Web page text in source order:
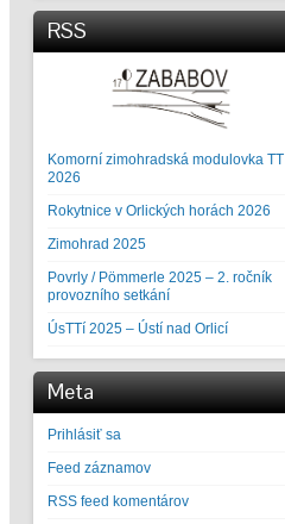
RSS
Komorní zimohradská modulovka TT
2026
Rokytnice v Orlických horách 2026
Zimohrad 2025
Povrly / Pömmerle 2025 – 2. ročník
provozního setkání
ÚsTTí 2025 – Ústí nad Orlicí
Meta
Prihlásiť sa
Feed záznamov
RSS feed komentárov